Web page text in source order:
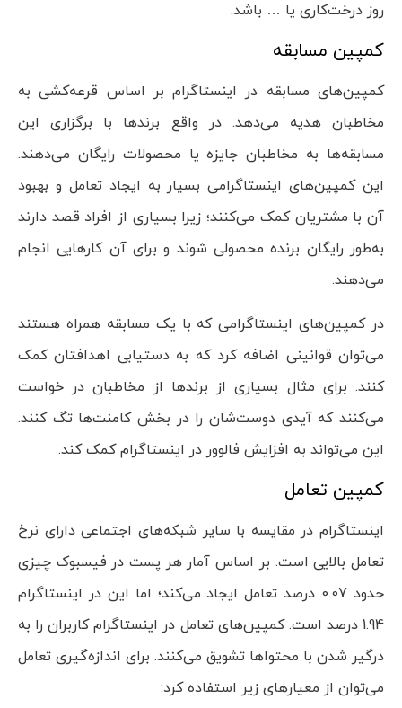
روز درخت‌کاری یا … باشد.
کمپین مسابقه
کمپین‌های مسابقه در اینستاگرام بر اساس قرعه‌کشی به
مخاطبان هدیه می‌دهد. در واقع برند‌ها با برگزاری این
مسابقه‌ها به مخاطبان جایزه یا محصولات رایگان می‌دهند.
این کمپین‌های اینستاگرامی بسیار به ایجاد تعامل و بهبود
آن با مشتریان کمک می‌کنند؛ زیرا بسیاری از افراد قصد دارند
به‌طور رایگان برنده محصولی شوند و برای آن کار‌هایی انجام
می‌دهند.
در کمپین‌های اینستاگرامی که با یک مسابقه همراه هستند
می‌توان قوانینی اضافه کرد که به دستیابی اهدافتان کمک
کنند. برای مثال بسیاری از برند‌ها از مخاطبان در خواست
می‌کنند که آیدی دوست‌شان را در بخش کامنت‌ها تگ کنند.
این می‌تواند به افزایش فالوور در اینستاگرام کمک کند.
کمپین تعامل
اینستاگرام در مقایسه با سایر شبکه‌های اجتماعی دارای نرخ
تعامل بالایی است. بر اساس آمار هر پست در فیسبوک چیزی
حدود 0.07 درصد تعامل ایجاد می‌کند؛ اما این در اینستاگرام
1.94 درصد است. کمپین‌های تعامل در اینستاگرام کاربران را به
درگیر شدن با محتواها تشویق می‌کنند. برای اندازه‌گیری تعامل
می‌توان از معیار‌های زیر استفاده کرد: